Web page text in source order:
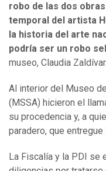
robo de las dos
temporal del artista
la historia del arte
podría ser un robo
museo, Claudia Zaldívar.
Al interior del Museo
(MSSA) hicieron el
su procedencia y, a
paradero, que
La Fiscalía y la PDI se